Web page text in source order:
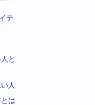
テ
と
人
は